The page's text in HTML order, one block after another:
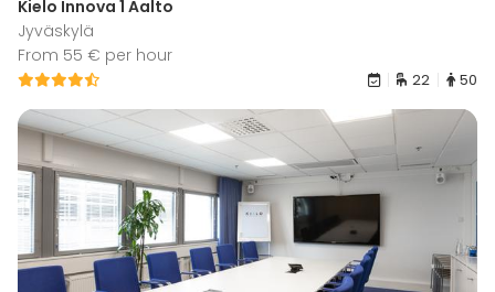
Kielo Innova 1 Aalto
Jyväskylä
From 55 € per hour
22 50